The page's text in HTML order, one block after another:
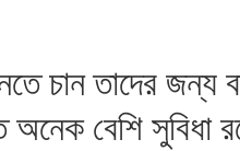
চান তাদের জন্য
বেশি সুবিধা